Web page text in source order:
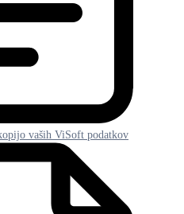
vaših ViSoft podatkov